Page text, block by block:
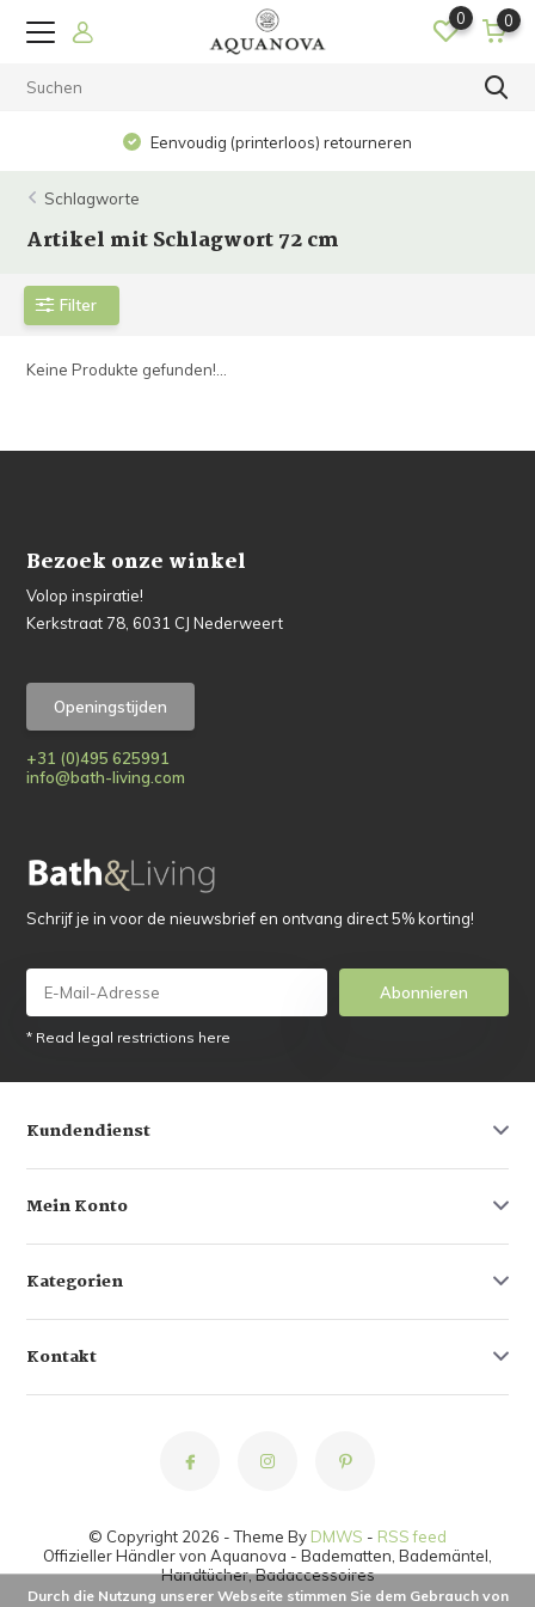
0 0
Eenvoudig (printerloos) retourneren
Schlagworte
Artikel mit Schlagwort 72 cm
Filter
Keine Produkte gefunden!...
Bezoek onze winkel
Volop inspiratie!
Kerkstraat 78, 6031 CJ Nederweert
Openingstijden
+31 (0)495 625991
info@bath-living.com
Schrijf je in voor de nieuwsbrief en ontvang direct 5% korting!
Abonnieren
* Read legal restrictions here
Kundendienst
Mein Konto
Kategorien
Kontakt
© Copyright 2026 - Theme By DMWS - RSS feed
Offizieller Händler von Aquanova - Badematten, Bademäntel,
Handtücher, Badaccessoires
Durch die Nutzung unserer Webseite stimmen Sie dem Gebrauch von